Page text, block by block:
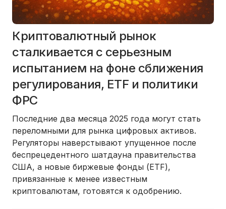
Криптовалютный рынок
сталкивается с серьезным
испытанием на фоне сближения
регулирования, ETF и политики
ФРС
Последние два месяца 2025 года могут стать
переломными для рынка цифровых активов.
Регуляторы наверстывают упущенное после
беспрецедентного шатдауна правительства
США, а новые биржевые фонды (ETF),
привязанные к менее известным
криптовалютам, готовятся к одобрению.